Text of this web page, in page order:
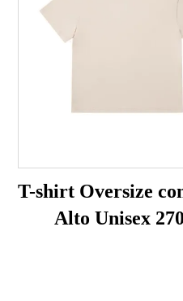
T-shirt Oversize
Alto Unisex